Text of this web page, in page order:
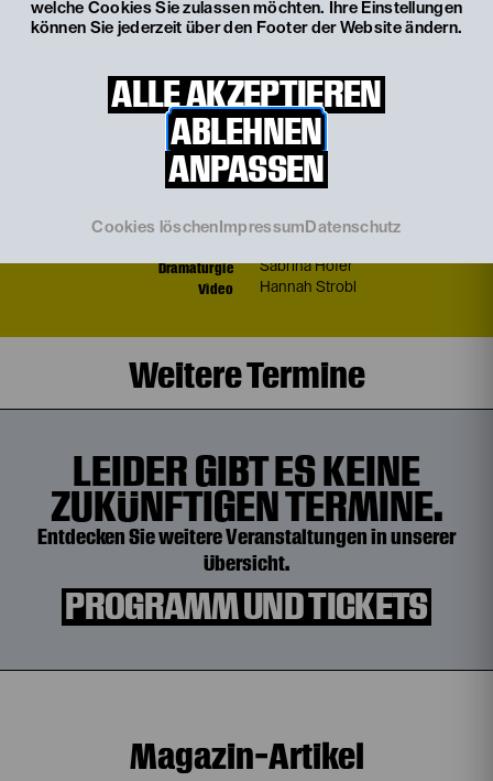
welche Cookies Sie zulassen möchten. Ihre Einstellungen
können Sie jederzeit über den Footer der Website ändern.
ALLE AKZEPTIEREN
ABLEHNEN
ANPASSEN
Cookies löschen Impressum Datenschutz
© Franzi Kreis
Mitwirkende
Komposition und musikalische Florian Kmet
Dramaturgie Sabrina Hofer
Video Hannah Strobl
Weitere Termine
LEIDER GIBT ES KEINE
ZUKÜNFTIGEN TERMINE.
Entdecken Sie weitere Veranstaltungen in unserer
Übersicht.
PROGRAMM UND TICKETS
Magazin-Artikel